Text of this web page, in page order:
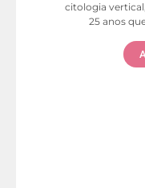
citologia
25 anos